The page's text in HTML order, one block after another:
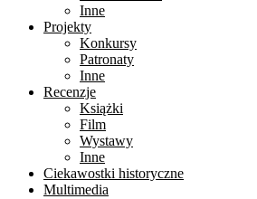
Inne
Projekty
Konkursy
Patronaty
Inne
Recenzje
Książki
Film
Wystawy
Inne
Ciekawostki historyczne
Multimedia